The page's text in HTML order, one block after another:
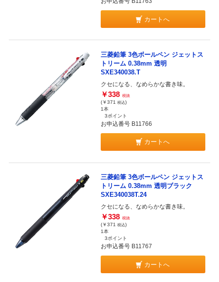
カートへ
三菱鉛筆 3色ボールペン ジェットス
トリーム 0.38mm 透明
SXE340038.T
クセになる、なめらかな書き味。
￥338 税抜
(￥371 税込)
1本
3ポイント
お申込番号 B11766
カートへ
三菱鉛筆 3色ボールペン ジェットス
トリーム 0.38mm 透明ブラック
SXE340038T.24
クセになる、なめらかな書き味。
￥338 税抜
(￥371 税込)
1本
3ポイント
お申込番号 B11767
カートへ